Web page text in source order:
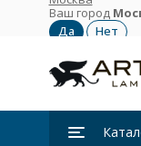
Ваш город